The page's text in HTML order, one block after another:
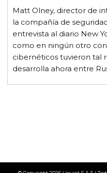
Matt Olney, director de
la compañía de
entrevista al diario New
como en ningún otro
cibernéticos tuvieron tal
desarrolla ahora entre